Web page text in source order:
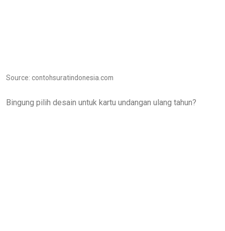
Source: contohsuratindonesia.com
Bingung pilih desain untuk kartu undangan ulang tahun?